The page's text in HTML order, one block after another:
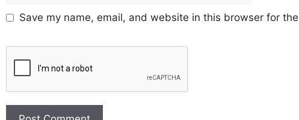
Save my name, email, and website in this browser for